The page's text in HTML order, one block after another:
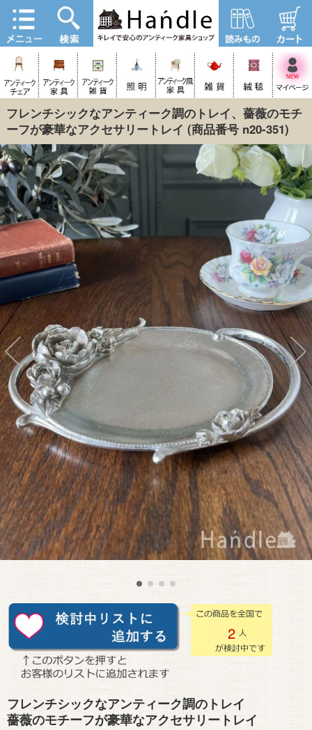
フレンチシックなアンティーク調のトレイ、薔薇のモチ
ーフが豪華なアクセサリートレイ (商品番号 n20-351)
2
フレンチシックなアンティーク調のトレイ
薔薇のモチーフが豪華なアクセサリートレイ